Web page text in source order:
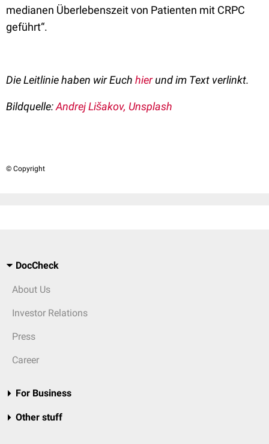
medianen Überlebenszeit von Patienten mit CRPC
geführt“.
Die Leitlinie haben wir Euch hierund im Text verlinkt.
Bildquelle:Andrej Lišakov, Unsplash
© Copyright
DocCheck
About Us
Investor Relations
Press
Career
For Business
Other stuff